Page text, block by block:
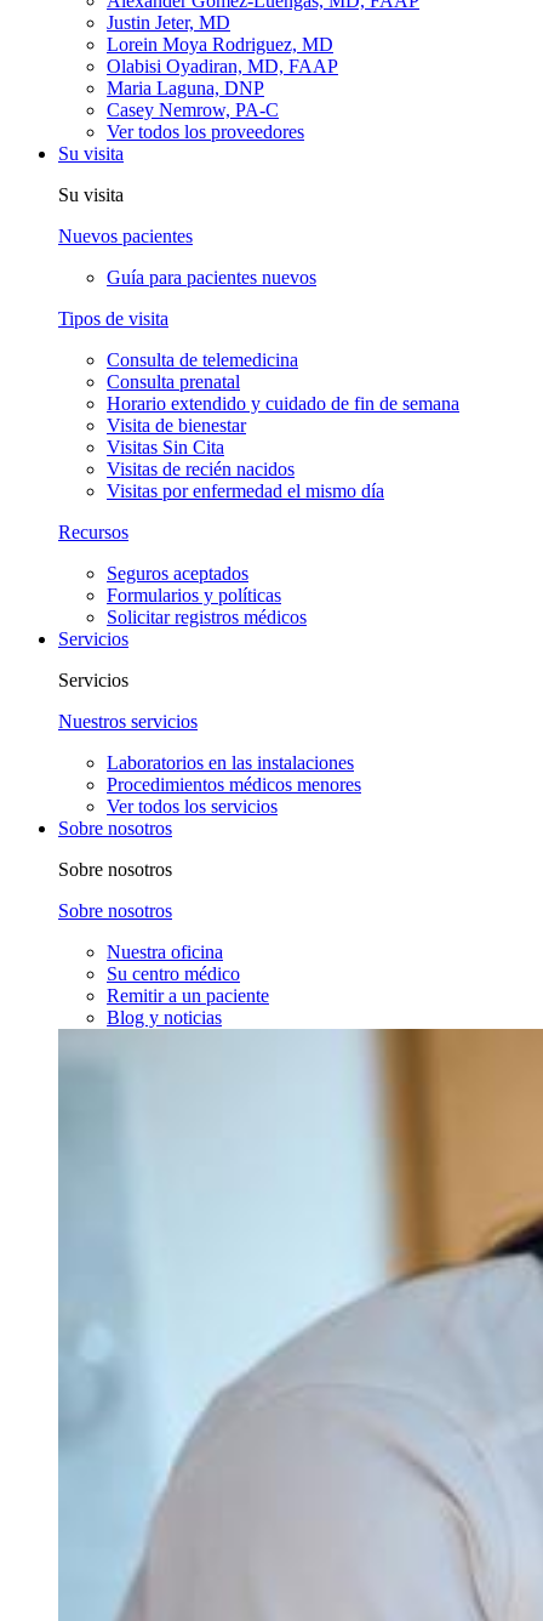
Justin Jeter, MD
Lorein Moya Rodriguez, MD
Olabisi Oyadiran, MD, FAAP
Maria Laguna, DNP
Casey Nemrow, PA-C
Ver todos los proveedores
Su visita
Su visita
Nuevos pacientes
Guía para pacientes nuevos
Tipos de visita
Consulta de telemedicina
Consulta prenatal
Horario extendido y cuidado de fin de semana
Visita de bienestar
Visitas Sin Cita
Visitas de recién nacidos
Visitas por enfermedad el mismo día
Recursos
Seguros aceptados
Formularios y políticas
Solicitar registros médicos
Servicios
Servicios
Nuestros servicios
Laboratorios en las instalaciones
Procedimientos médicos menores
Ver todos los servicios
Sobre nosotros
Sobre nosotros
Sobre nosotros
Nuestra oficina
Su centro médico
Remitir a un paciente
Blog y noticias